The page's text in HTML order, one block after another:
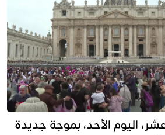
عشر، اليوم الأحد، بموجة جديدة